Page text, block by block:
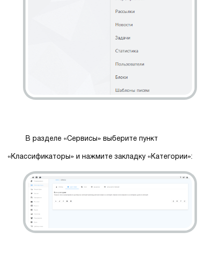
В разделе «Сервисы» выберите пункт
«Классификаторы» и нажмите закладку «Категории»: